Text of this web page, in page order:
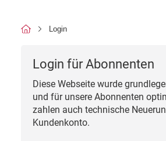
Login
Login für Abonnenten
Diese Webseite wurde
und für unsere Abonnenten
zahlen auch technische
Kundenkonto.